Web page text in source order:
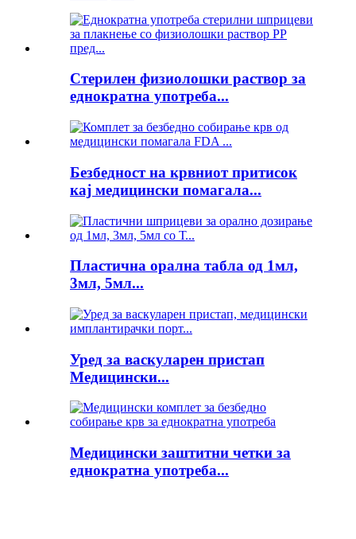
Стерилен физиолошки раствор за
еднократна употреба...
Безбедност на крвниот притисок
кај медицински помагала...
Пластична орална табла од 1мл,
3мл, 5мл...
Уред за васкуларен пристап
Медицински...
Медицински заштитни четки за
еднократна употреба...